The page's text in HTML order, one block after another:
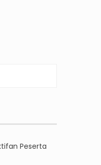
Peserta